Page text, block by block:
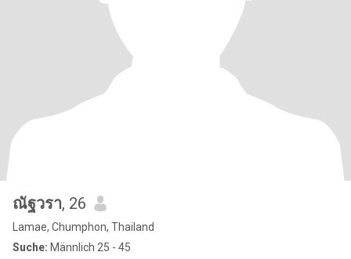
ณัฐวรา, 26
Lamae, Chumphon, Thailand
Suche: Männlich 25 - 45